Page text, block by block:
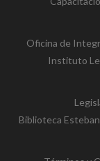
Oficina de
Instituto
Biblioteca